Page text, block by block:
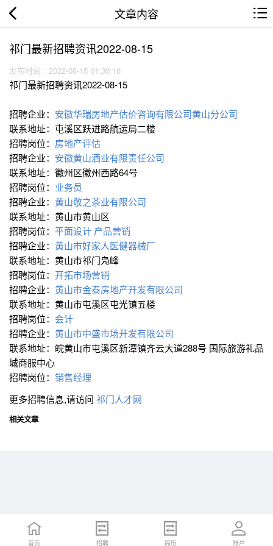
文章内容
祁门最新招聘资讯2022-08-15
发布时间：2022-08-15 01:30:16
祁门最新招聘资讯2022-08-15
招聘企业： 安徽华瑞房地产估价咨询有限公司黄山分公司
联系地址：屯溪区跃进路航运局二楼
招聘岗位： 房地产评估
招聘企业： 安徽黄山酒业有限责任公司
联系地址：徽州区徽州西路64号
招聘岗位： 业务员
招聘企业： 黄山敬之茶业有限公司
联系地址：黄山市黄山区
招聘岗位： 平面设计 产品营销
招聘企业： 黄山市好家人医健器械厂
联系地址：黄山市祁门凫峰
招聘岗位： 开拓市场营销
招聘企业： 黄山市金泰房地产开发有限公司
联系地址：黄山市屯溪区屯光镇五楼
招聘岗位： 会计
招聘企业： 黄山市中盛市场开发有限公司
联系地址：皖黄山市屯溪区新潭镇齐云大道288号 国际旅游礼品
城商服中心
招聘岗位： 销售经理
更多招聘信息,请访问 祁门人才网
相关文章
首页 招聘 简历 账户
首页 招聘 简历 账户